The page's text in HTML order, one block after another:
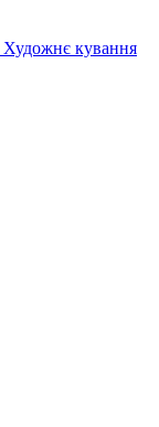
Художнє кування